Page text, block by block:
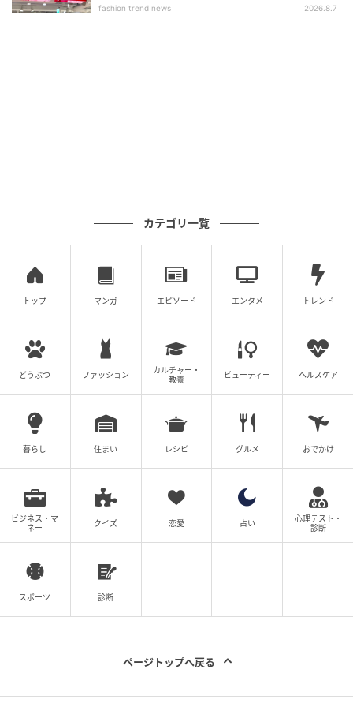
出典：3COINS
【3COINS】「ジャケットホルダー」¥330（税込）
バッグに取り付けて使えるジャケットホルダー。カラ
ビナでバッグに付けておけば、脱いだ上着を手で持ち
歩く必要がなく、スマートに持ち運べます。上着だけ
でなく、タオルなどすぐに使いたいものをかけておく
のにも便利。バッグの中に入れなくても済むので、荷
細かいアイテムの迷子対策に
fashion trend news 2026.8.7
カテゴリ一覧
トップ マンガ エピソード エンタメ トレンド
どうぶつ ファッション
カルチャー・
教養
ビューティー ヘルスケア
暮らし 住まい レシピ グルメ おでかけ
ビジネス・マ
ネー
クイズ 恋愛 占い
心理テスト・
診断
スポーツ 診断
ページトップへ戻る